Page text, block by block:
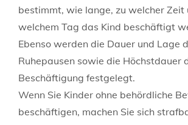
bestimmt, wie lange, zu welcher Zeit
welchem Tag das Kind beschäftigt
Ebenso werden die Dauer und Lage
Ruhepausen sowie die Höchstdauer
Beschäftigung festgelegt.
Wenn Sie Kinder ohne behördliche
beschäftigen, machen Sie sich